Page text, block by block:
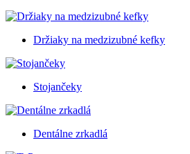
Držiaky na medzizubné kefky
Stojančeky
Dentálne zrkadlá